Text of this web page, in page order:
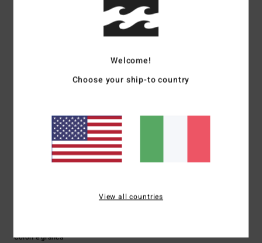
5/5
23. giugno 2026
Acquisto verificato
/5 Rapporto qualità-prezzo : 5/5 Taglia
: Troppo grande
/5 Colore: 5/5
Consiglio questo prodotto
5
Colori e grafica
Welcome!
Choose your ship-to country
View all countries